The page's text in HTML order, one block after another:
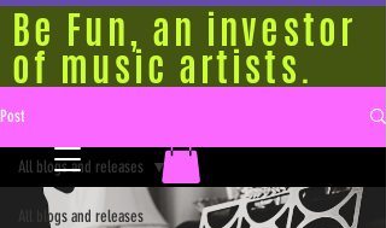
Be Fun, an investor
of music artists.
Post
All blogs and releases
All blogs and releases